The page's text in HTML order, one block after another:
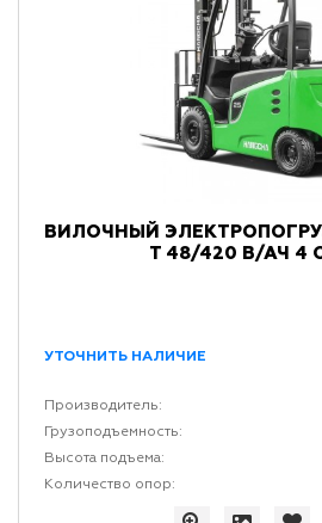
ВИЛОЧНЫЙ
Т 48/420 В/АЧ 4
УТОЧНИТЬ НАЛИЧИЕ
Производитель:
Грузоподъемность:
Высота подъема:
Количество опор: